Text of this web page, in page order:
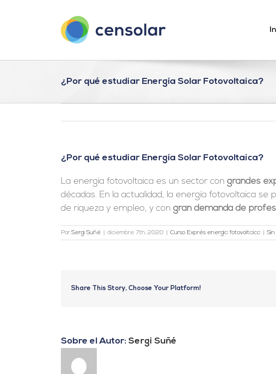
¿Por qué estudiar Energía Solar Fotovoltaica?
¿Por qué estudiar Energía Solar Fotovoltaica?
La energía fotovoltaica es un sector con grandes
décadas. En la actualidad, la energía fotovoltaica
de riqueza y empleo, y con gran demanda de
Por Sergi Suñé diciembre 7th, 2020 Curso Exprés energía fotovoltaica
Share This Story, Choose Your Platform!
Sobre el Autor: Sergi Suñé